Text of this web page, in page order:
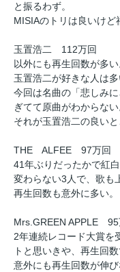
と振るわず。
MISIAのトリは良いけど
玉置浩二 112万回
以外にも再生回数が多い
玉置浩二が好きな人は多
今回は名曲の「悲しみ
ぎてて原曲がわからない
それが玉置浩二の良いと
THE ALFEE 97万回
41年ぶりだったかで紅白
変わらない3人で、歌も
再生回数も意外に多い。
Mrs.GREEN APPLE 95
2年連続レコード大賞を
トと思いきや、再生回
意外にも再生回数が伸び